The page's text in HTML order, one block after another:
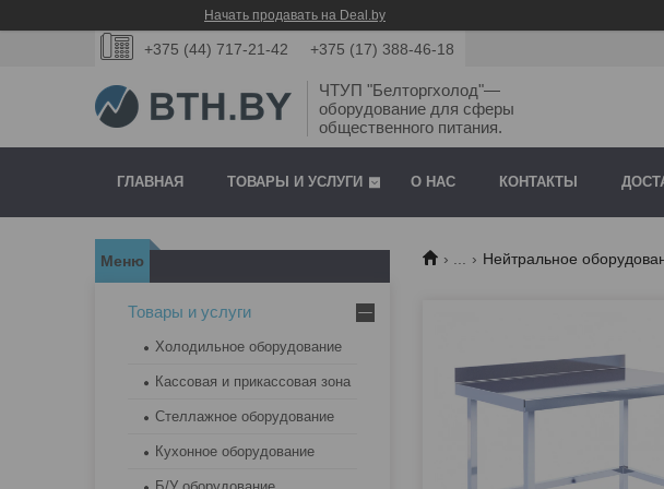
Начать продавать на Deal.by
+375 (44) 717-21-42 +375 (17) 388-46-18
ЧТУП "Белторгхолод"—
оборудование для сферы
общественного питания.
ГЛАВНАЯ ТОВАРЫ И УСЛУГИ О НАС КОНТАКТЫ
... Нейтральное
Товары и услуги
Холодильное оборудование
Кассовая и прикассовая зона
Стеллажное оборудование
Кухонное оборудование